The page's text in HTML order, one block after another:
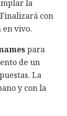
la
con
vivo.
para
de un
La
y con la